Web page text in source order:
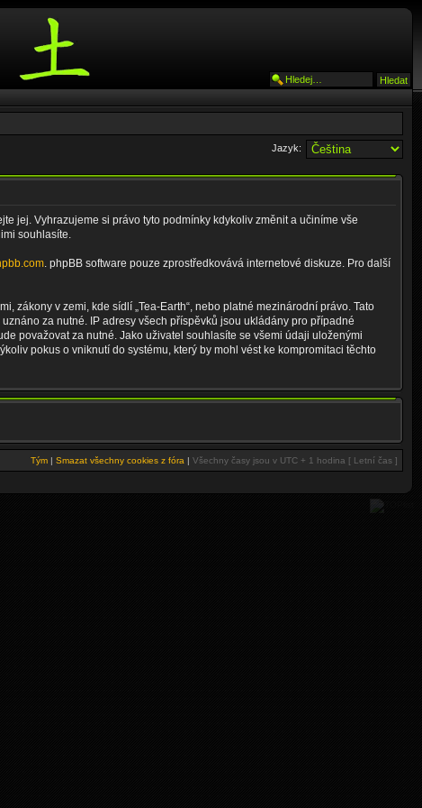
Jazyk:
jej. Vyhrazujeme si právo tyto podmínky kdykoliv změnit a učiníme vše
souhlasíte.
. phpBB software pouze zprostředkovává internetové diskuze. Pro další
zákony v zemi, kde sídlí „Tea-Earth“, nebo platné mezinárodní právo. Tato
za nutné. IP adresy všech příspěvků jsou ukládány pro případné
považovat za nutné. Jako uživatel souhlasíte se všemi údaji uloženými
pokus o vniknutí do systému, který by mohl vést ke kompromitaci těchto
Tým | Smazat všechny cookies z fóra | Všechny časy jsou v UTC + 1 hodina [ Letní čas ]